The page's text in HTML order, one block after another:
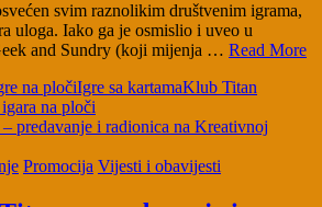
svim raznolikim društvenim igrama,
uloga. Iako ga je osmislio i uveo u
and Sundry (koji mijenja … Read More
na pločiIgre sa kartamaKlub Titan
na ploči
Promocija Vijesti i obavijesti